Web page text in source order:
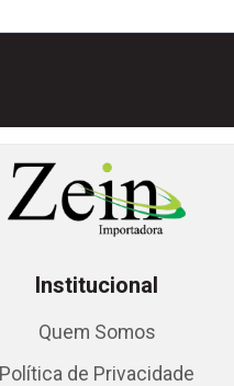
Institucional
Quem Somos
Política de Privacidade